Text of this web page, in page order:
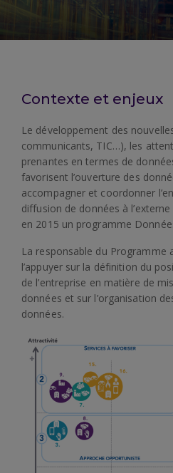
Contexte et enjeux
Le développement des
communicants, TIC…), les
prenantes en termes de
favorisent l’ouverture des
accompagner et coordonner
diffusion de données à
en 2015 un programme
La responsable du Programme
l’appuyer sur la définition du
de l’entreprise en matière de
données et sur l’organisation
données.